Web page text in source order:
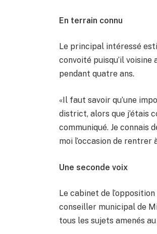
En terrain connu
Le principal intéressé
convoité puisqu’il
pendant quatre ans.
«Il faut savoir qu’une
district, alors que j’étais
communiqué. Je
moi l’occasion de rentrer
Une seconde voix
Le cabinet de
conseiller municipal de
tous les sujets amenés